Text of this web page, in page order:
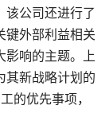
该公司还进行了
键外部利益相关
影响的主题。上
其新战略计划的
的优先事项，